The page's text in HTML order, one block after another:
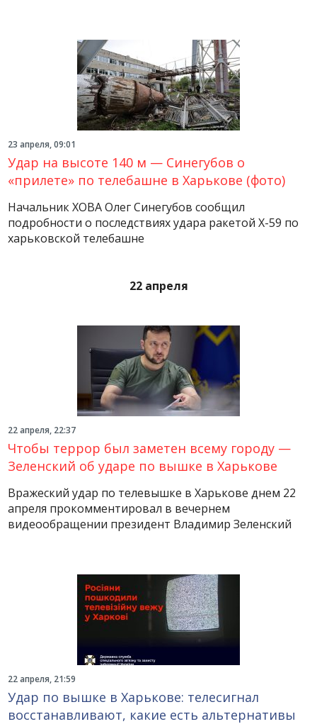
23 апреля, 09:01
Удар на высоте 140 м — Синегубов о
«прилете» по телебашне в Харькове (фото)
Начальник ХОВА Олег Синегубов сообщил
подробности о последствиях удара ракетой Х-59 по
харьковской телебашне
22 апреля
22 апреля, 22:37
Чтобы террор был заметен всему городу —
Зеленский об ударе по вышке в Харькове
Вражеский удар по телевышке в Харькове днем 22
апреля прокомментировал в вечернем
видеообращении президент Владимир Зеленский
22 апреля, 21:59
Удар по вышке в Харькове: телесигнал
восстанавливают, какие есть альтернативы